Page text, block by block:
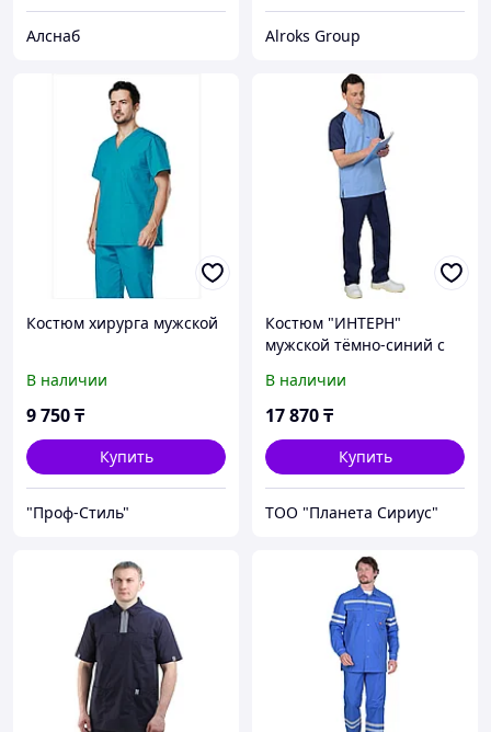
Алснаб Alroks Group
Костюм хирурга мужской
В наличии
9 750₸
Купить
"Проф-Стиль"
Костюм "ИНТЕРН"
мужской тёмно-синий с
В наличии
17 870₸
Купить
ТОО "Планета Сириус"